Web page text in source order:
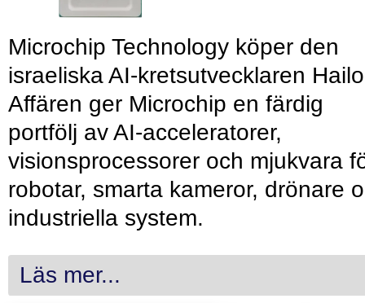
Microchip Technology köper den
israeliska AI-kretsutvecklaren
Affären ger Microchip en färdig
portfölj av AI-acceleratorer,
visionsprocessorer och mjukvara
robotar, smarta kameror, drönare
industriella system.
Läs mer...